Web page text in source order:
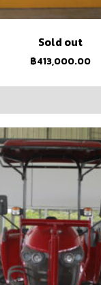
Sold out
฿413,000.00